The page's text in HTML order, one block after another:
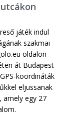
játék indul
szakmai
oldalon
át Budapest
koordináták
eljussanak
amely egy 27